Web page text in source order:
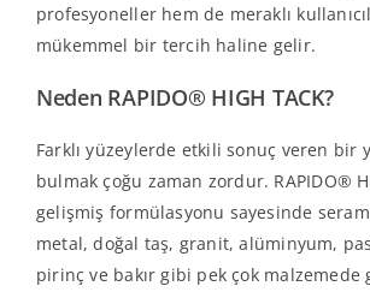
profesyoneller hem de meraklı
mükemmel bir tercih haline gelir.
Neden RAPIDO® HIGH TACK?
Farklı yüzeylerde etkili sonuç veren bir
bulmak çoğu zaman zordur. RAPIDO®
gelişmiş formülasyonu sayesinde
metal, doğal taş, granit, alüminyum,
pirinç ve bakır gibi pek çok malzemede